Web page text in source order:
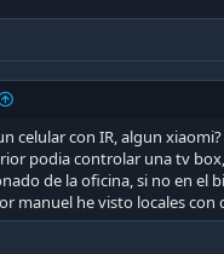
celular con IR, algun
podia controlar una tv
de la oficina, si no en el
manuel he visto locales con